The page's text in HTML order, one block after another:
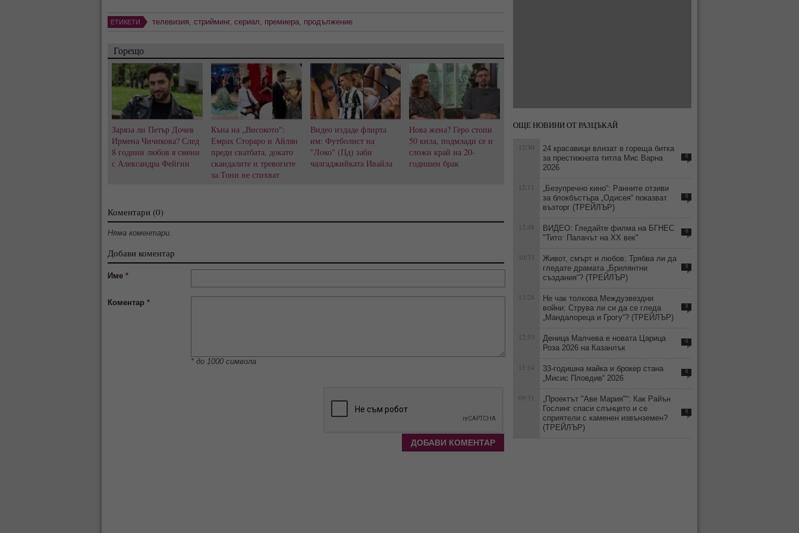
ЕТИКЕТИ телевизия, стрийминг, сериал, премиера, продължение
Горещо
Заряза ли Петър Дочев
Ирмена Чичикова? След
8 години любов я смени
с Александра Фейгин
Къна на „Високото":
Емрах Стораро и Айлян
преди сватбата, докато
скандалите и тревогите
за Тони не стихват
Видео издаде флирта
им: Футболист на
"Локо" (Пд) заби
чалгаджийката Ивайла
Нова жена? Геро стопи
50 кила, подмлади се и
сложи край на 20-
годишен брак
Коментари (0)
Няма коментари.
Добави коментар
Име *
Коментар *
* до 1000 символа
ОЩЕ НОВИНИ ОТ РАЗЦЪКАЙ
12:30
24 красавици влизат в гореща битка
за престижната титла Мис Варна
2026
0
12:11
„Безупречно кино“: Ранните отзиви
за блокбъстъра „Одисея“ показват
възторг (ТРЕЙЛЪР)
0
12:48
ВИДЕО: Гледайте филма на БГНЕС
"Тито: Палачът на ХХ век"
0
10:33
Живот, смърт и любов: Трябва ли да
гледате драмата „Брилянтни
създания“? (ТРЕЙЛЪР)
0
13:24
Не чак толкова Междузвездни
войни: Струва ли си да се гледа
„Мандалореца и Грогу“? (ТРЕЙЛЪР)
0
12:53
Деница Малчева е новата Царица
Роза 2026 на Казанлък
0
11:14
33-годишна майка и брокер стана
„Мисис Пловдив“ 2026
0
09:31
„Проектът "Аве Мария"“: Как Райън
Гослинг спаси слънцето и се
сприятели с каменен извънземен?
(ТРЕЙЛЪР)
0